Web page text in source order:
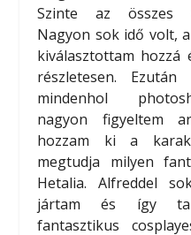
Szinte az összes
Nagyon sok idő volt,
kiválasztottam hozzá
részletesen.
mindenhol
nagyon figyeltem
hozzam ki a
megtudja milyen
Hetalia. Alfreddel
jártam és így
fantasztikus